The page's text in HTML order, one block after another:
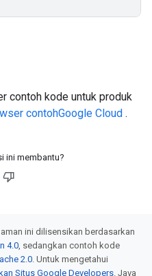
contoh kode untuk produk
contohGoogle Cloud .
ini membantu?
ini dilisensikan berdasarkan
4.0, sedangkan contoh kode
2.0. Untuk mengetahui
Situs Google Developers. Java